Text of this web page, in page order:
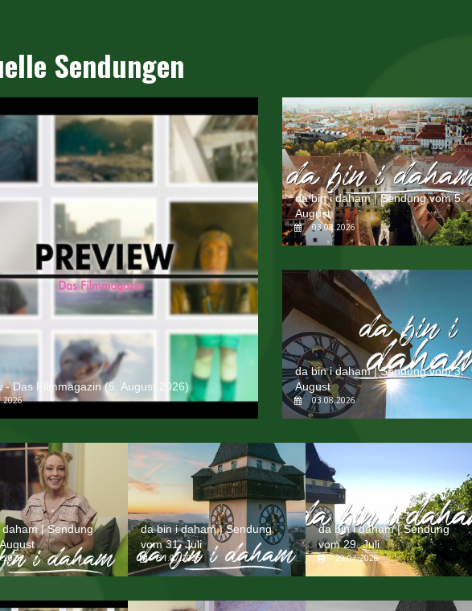
Sendungen
- Das Filmmagazin (5. August 2026)
da bin i daham | Sendung vom 5.
August
03.08.2026
da bin i daham | Sendung vom 3.
August
03.08.2026
| Sendung
da bin i daham | Sendung
vom 31. Juli
31.07.2026
da bin i daham | Sendung
vom 29. Juli
29.07.2026